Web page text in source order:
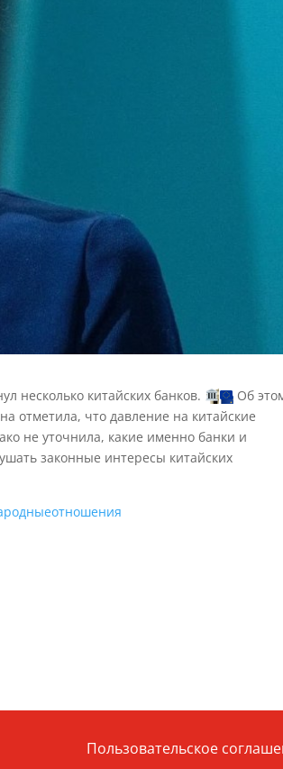
несколько китайских банков.
Об
отметила, что давление на китайские
не уточнила, какие именно банки и
законные интересы китайских
Пользовательское